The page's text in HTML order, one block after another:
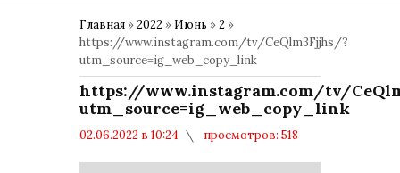
Главная »2022 » Июнь »2 »
https://www.instagram.com/tv/CeQlm3Fjjhs/?
utm_source=ig_web_copy_link
https://www.instagram.com/tv/
utm_source=ig_web_copy_link
02.06.2022 в 10:24
просмотров: 518